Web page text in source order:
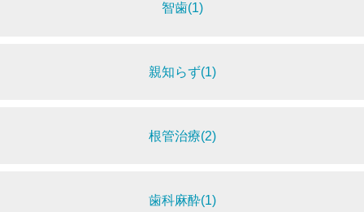
智歯(1)
親知らず(1)
根管治療(2)
歯科麻酔(1)